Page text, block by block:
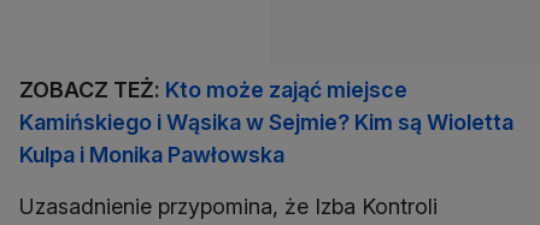
ZOBACZ TEŻ: Kto może zająć miejsce
Kamińskiego i Wąsika w Sejmie? Kim są Wioletta
Kulpa i Monika Pawłowska
Uzasadnienie przypomina, że Izba Kontroli